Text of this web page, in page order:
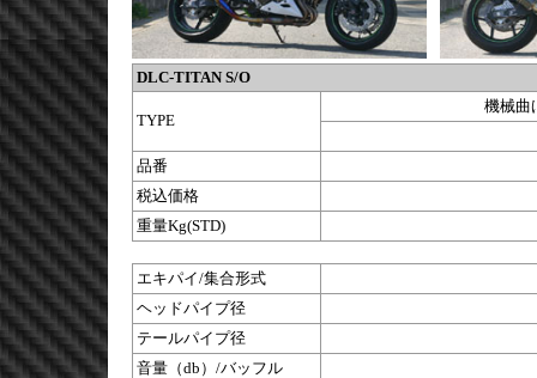
DLC-TITAN S/O
TYPE
機械曲
品番
税込価格
重量Kg(STD)
エキパイ/集合形式
ヘッドパイプ径
テールパイプ径
音量（db）/バッフル